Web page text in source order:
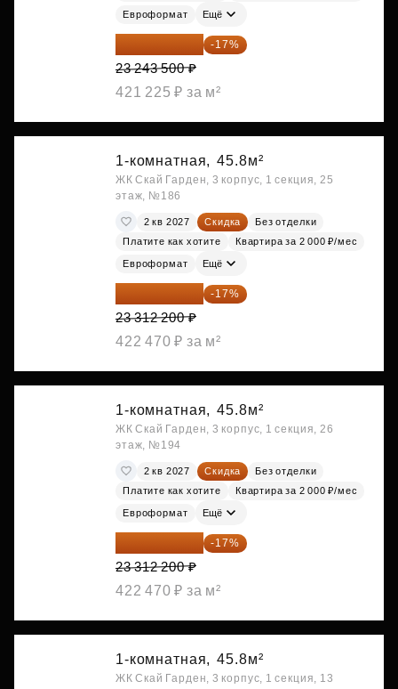
Евроформат Ещё
19 292 105 ₽ -17%
23 243 500 ₽
421 225 ₽ за м²
1-комнатная, 45.8м²
ЖК Скай Гарден, 3 корпус, 1 секция, 25
этаж, №186
2 кв 2027 Скидка
Без отделки
Платите как хотите
Квартира за 2 000 ₽/мес
Евроформат Ещё
19 349 126 ₽ -17%
23 312 200 ₽
422 470 ₽ за м²
1-комнатная, 45.8м²
ЖК Скай Гарден, 3 корпус, 1 секция, 26
этаж, №194
2 кв 2027 Скидка
Без отделки
Платите как хотите
Квартира за 2 000 ₽/мес
Евроформат Ещё
19 349 126 ₽ -17%
23 312 200 ₽
422 470 ₽ за м²
1-комнатная, 45.8м²
ЖК Скай Гарден, 3 корпус, 1 секция, 13